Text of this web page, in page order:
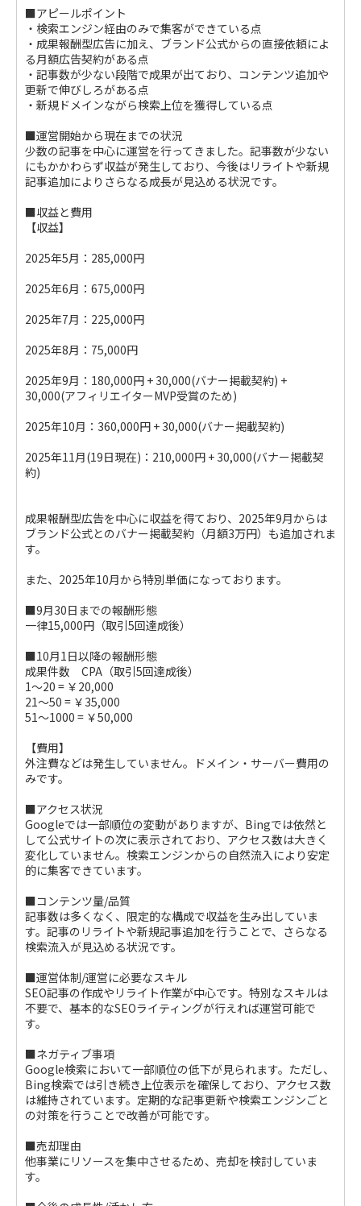
■アピールポイント
・検索エンジン経由のみで集客ができている点
・成果報酬型広告に加え、ブランド公式からの直接依頼によ
る月額広告契約がある点
・記事数が少ない段階で成果が出ており、コンテンツ追加や
更新で伸びしろがある点
・新規ドメインながら検索上位を獲得している点
■運営開始から現在までの状況
少数の記事を中心に運営を行ってきました。記事数が少ない
にもかかわらず収益が発生しており、今後はリライトや新規
記事追加によりさらなる成長が見込める状況です。
■収益と費用
【収益】
2025年5月：285,000円
2025年6月：675,000円
2025年7月：225,000円
2025年8月：75,000円
2025年9月：180,000円 + 30,000(バナー掲載契約) +
30,000(アフィリエイターMVP受賞のため)
2025年10月：360,000円 + 30,000(バナー掲載契約)
2025年11月(19日現在)：210,000円 + 30,000(バナー掲載契
約)
成果報酬型広告を中心に収益を得ており、2025年9月からは
ブランド公式とのバナー掲載契約（月額3万円）も追加されま
す。
また、2025年10月から特別単価になっております。
■9月30日までの報酬形態
一律15,000円（取引5回達成後）
■10月1日以降の報酬形態
成果件数 CPA（取引5回達成後）
1～20 = ￥20,000
21～50 = ￥35,000
51～1000 = ￥50,000
【費用】
外注費などは発生していません。ドメイン・サーバー費用の
みです。
■アクセス状況
Googleでは一部順位の変動がありますが、Bingでは依然と
して公式サイトの次に表示されており、アクセス数は大きく
変化していません。検索エンジンからの自然流入により安定
的に集客できています。
■コンテンツ量/品質
記事数は多くなく、限定的な構成で収益を生み出していま
す。記事のリライトや新規記事追加を行うことで、さらなる
検索流入が見込める状況です。
■運営体制/運営に必要なスキル
SEO記事の作成やリライト作業が中心です。特別なスキルは
不要で、基本的なSEOライティングが行えれば運営可能で
す。
■ネガティブ事項
Google検索において一部順位の低下が見られます。ただし、
Bing検索では引き続き上位表示を確保しており、アクセス数
は維持されています。定期的な記事更新や検索エンジンごと
の対策を行うことで改善が可能です。
■売却理由
他事業にリソースを集中させるため、売却を検討していま
す。